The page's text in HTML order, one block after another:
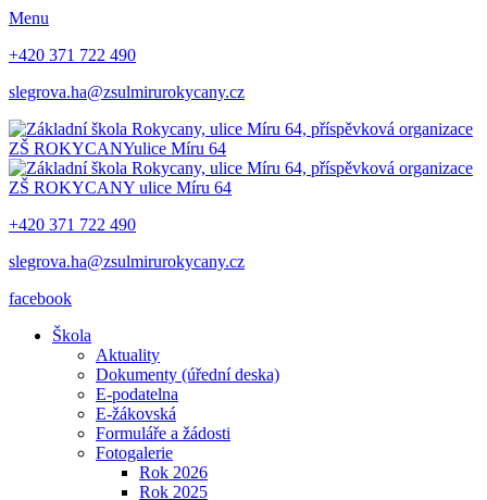
Menu
+420 371 722 490
slegrova.ha@zsulmirurokycany.cz
ZŠ ROKYCANYulice Míru 64
ZŠ ROKYCANY ulice Míru 64
+420 371 722 490
slegrova.ha@zsulmirurokycany.cz
facebook
Škola
Aktuality
Dokumenty (úřední deska)
E-podatelna
E-žákovská
Formuláře a žádosti
Fotogalerie
Rok 2026
Rok 2025